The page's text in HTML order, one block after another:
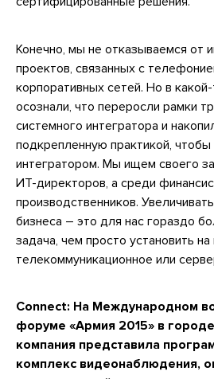
Конечно, мы не отказываемся от
проектов, связанных с
корпоративных сетей. Но в
осознали, что переросли рамки
системного интегратора и
подкрепленную практикой, чтобы
интегратором. Мы ищем своего
ИТ-директоров, а среди
производственников.
бизнеса – это для нас гораздо
задача, чем просто установить
телекоммуникационное или
Connect: На Международном
форуме «Армия 2015» в
компания представила
комплекс видеонаблюдения,